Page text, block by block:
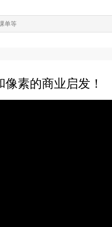
素的商业启发！